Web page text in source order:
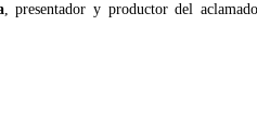
, presentador y productor del